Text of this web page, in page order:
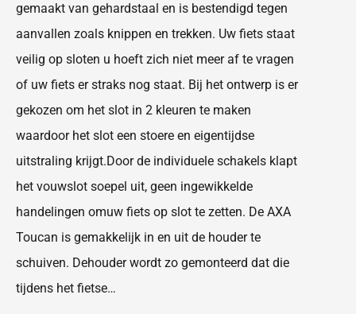
gemaakt van gehardstaal en is bestendigd tegen
aanvallen zoals knippen en trekken. Uw fiets staat
veilig op sloten u hoeft zich niet meer af te vragen
of uw fiets er straks nog staat. Bij het ontwerp is er
gekozen om het slot in 2 kleuren te maken
waardoor het slot een stoere en eigentijdse
uitstraling krijgt.Door de individuele schakels klapt
het vouwslot soepel uit, geen ingewikkelde
handelingen omuw fiets op slot te zetten. De AXA
Toucan is gemakkelijk in en uit de houder te
schuiven. Dehouder wordt zo gemonteerd dat die
tijdens het fietse…